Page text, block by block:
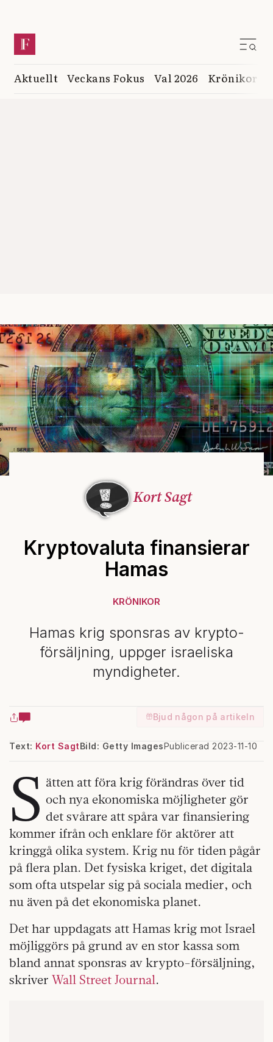
Aktuellt Veckans Fokus Val 2026 Krönikor
Kort Sagt
Kryptovaluta finansierar
Hamas
KRÖNIKOR
Hamas krig sponsras av krypto-
försäljning, uppger israeliska
myndigheter.
Bjud någon på artikeln
Text: Kort Sagt Publicerad 2023-11-10
Bild: Getty Images
S ätten att föra krig förändras över tid
och nya ekonomiska möjligheter gör
det svårare att spåra var finansiering
kommer ifrån och enklare för aktörer att
kringgå olika system. Krig nu för tiden pågår
på flera plan. Det fysiska kriget, det digitala
som ofta utspelar sig på sociala medier, och
nu även på det ekonomiska planet.
Det har uppdagats att Hamas krig mot Israel
möjliggörs på grund av en stor kassa som
bland annat sponsras av krypto-försäljning,
skriver Wall Street Journal.